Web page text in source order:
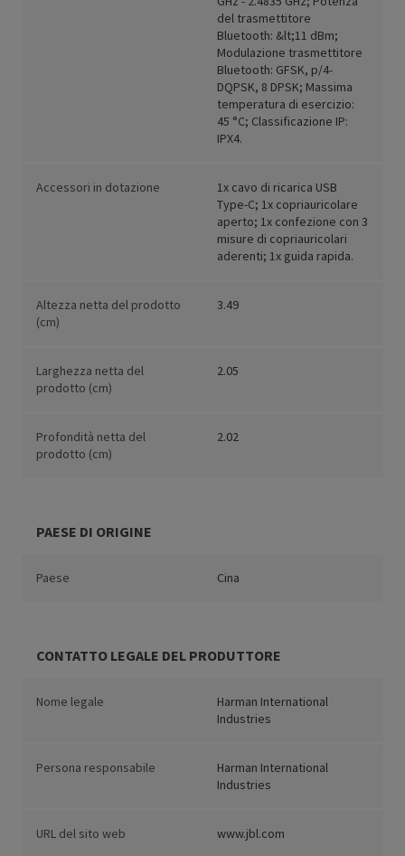
del trasmettitore
Bluetooth: &lt;11 dBm;
Modulazione trasmettitore
Bluetooth: GFSK, p/4-
DQPSK, 8 DPSK; Massima
temperatura di esercizio:
45 °C; Classificazione IP:
IPX4.
Accessori in dotazione
1x cavo di ricarica USB
Type-C; 1x copriauricolare
aperto; 1x confezione con 3
misure di copriauricolari
aderenti; 1x guida rapida.
Altezza netta del prodotto
(cm)
3.49
Larghezza netta del
prodotto (cm)
2.05
Profondità netta del
prodotto (cm)
2.02
PAESE DI ORIGINE
Paese Cina
CONTATTO LEGALE DEL PRODUTTORE
Nome legale
Harman International
Industries
Persona responsabile
Harman International
Industries
URL del sito web www.jbl.com